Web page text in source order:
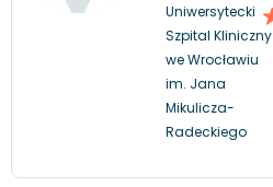
Uniwersytecki
Szpital Kliniczny
we Wrocławiu
im. Jana
Mikulicza-
Radeckiego